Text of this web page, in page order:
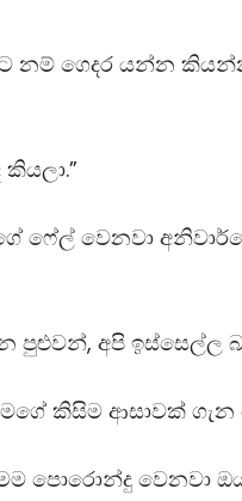
නම් ගෙදර යන්න
ෆේල් වෙනවා
පුළුවන්, අපි ඉස්සෙල්ල
මගේ කිසිම ආසාවක්
පොරොන්දු වෙනවා